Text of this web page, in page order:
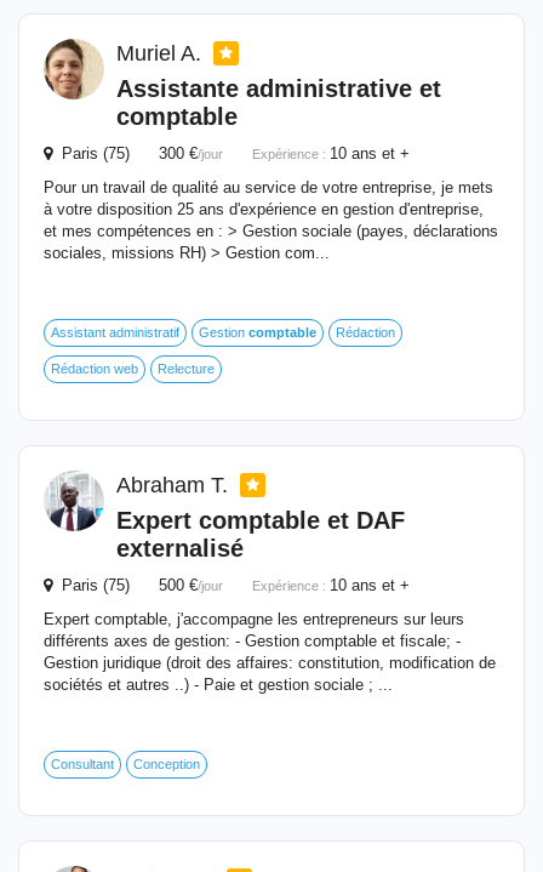
Muriel A.
Assistante administrative et
comptable
Paris (75) 300 €/jour Expérience : 10 ans et +
Pour un travail de qualité au service de votre entreprise, je mets
à votre disposition 25 ans d'expérience en gestion d'entreprise,
et mes compétences en : > Gestion sociale (payes, déclarations
sociales, missions RH) > Gestion com...
Assistant administratif Gestion comptable Rédaction
Rédaction web Relecture
Abraham T.
Expert comptable et DAF
externalisé
Paris (75) 500 €/jour Expérience : 10 ans et +
Expert comptable, j'accompagne les entrepreneurs sur leurs
différents axes de gestion: - Gestion comptable et fiscale; -
Gestion juridique (droit des affaires: constitution, modification de
sociétés et autres ..) - Paie et gestion sociale ; ...
Consultant Conception